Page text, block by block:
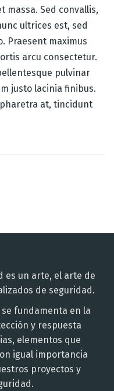
massa. Sed convallis,
ultrices est, sed
Praesent maximus
arcu consectetur.
pulvinar
justo lacinia finibus.
at, tincidunt
es un arte, el arte de
de seguridad.
fundamenta en la
y respuesta
elementos que
igual importancia
proyectos y